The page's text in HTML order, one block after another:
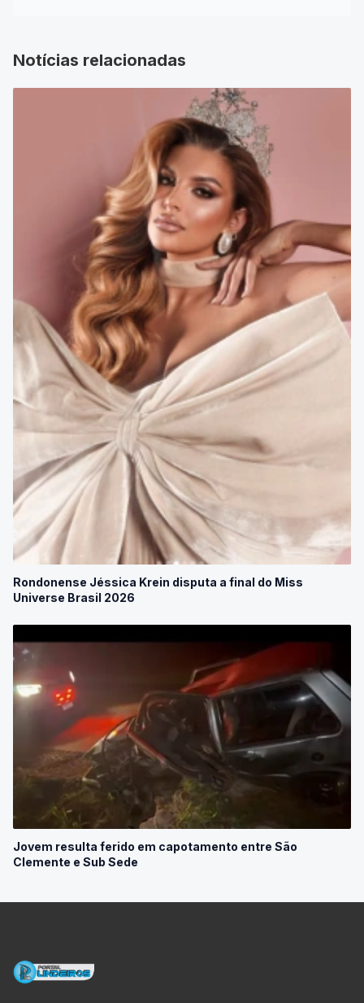
Notícias relacionadas
Rondonense Jéssica Krein disputa a final do Miss
Universe Brasil 2026
Jovem resulta ferido em capotamento entre São
Clemente e Sub Sede